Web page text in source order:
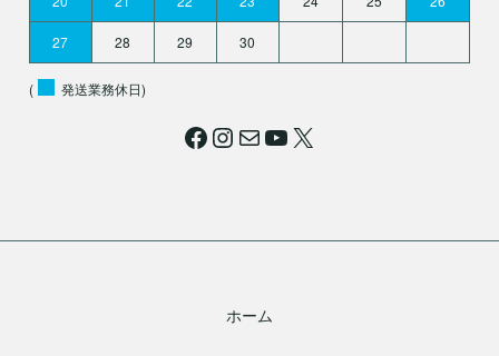
27 28 29 30
( 発送業務休日)
Facebook Instagram メールYouTube X
ホーム